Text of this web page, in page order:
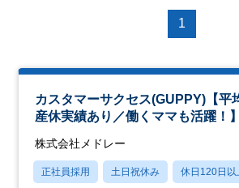
1
カスタマーサクセス(GUPPY)【平
産休実績あり／働くママも活躍！】
株式会社メドレー
正社員採用 土日祝休み 休日120日以